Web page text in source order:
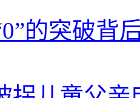
的突破背